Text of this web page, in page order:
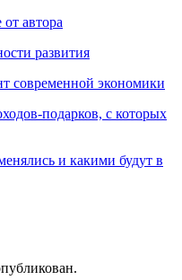
автора
развития
современной экономики
подарков, с которых
и какими будут в